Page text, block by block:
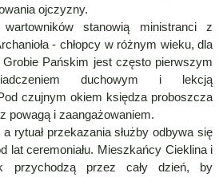
ojczyzny.
wartowników stanowią ministranci z
- chłopcy w różnym wieku, dla
Grobie Pańskim jest często pierwszym
duchowym i lekcją
czujnym okiem księdza proboszcza
powagą i zaangażowaniem.
rytuał przekazania służby odbywa się
lat ceremoniału. Mieszkańcy Cieklina i
przychodzą przez cały dzień, by